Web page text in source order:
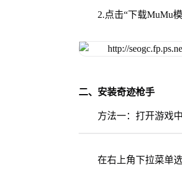
2.点击“下载MuMu
二、安装奇迹枪手
方法一：打开游戏
在右上角下拉菜单